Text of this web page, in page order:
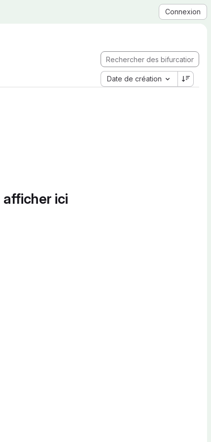
Connexion
Date de création
afficher ici